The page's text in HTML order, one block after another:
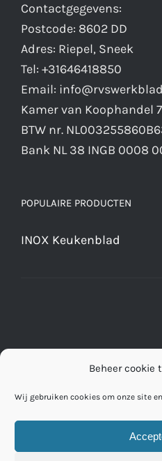
Beheer cookie
Wij gebruiken cookies om onze site
Contactgegevens:
Postcode: 8602 DD
Adres: Riepel, Sneek
Tel: +31646418850
Email:
Kamer van Koophandel
BTW nr.
Bank NL 38 INGB 0008
POPULAIRE PRODUCTEN
INOX Keukenblad